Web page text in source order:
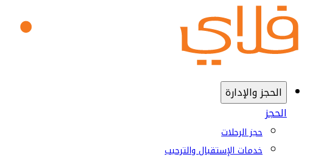
الحجز والإدارة
الحجز
حجز الرحلات
خدمات الإستقبال والترحيب